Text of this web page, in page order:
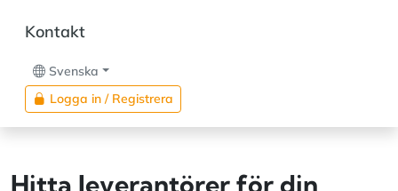
Kontakt
Svenska
Logga in / Registrera
Hitta leverantörer för din